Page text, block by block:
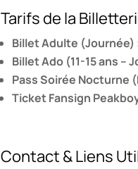
Tarifs de la
Billet Adulte (Journée)
Billet Ado (11-15 ans –
Pass Soirée Nocturne
Ticket Fansign
Contact & Liens